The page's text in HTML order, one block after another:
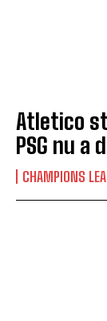
Atletico
PSG nu a
CHAMPIONS